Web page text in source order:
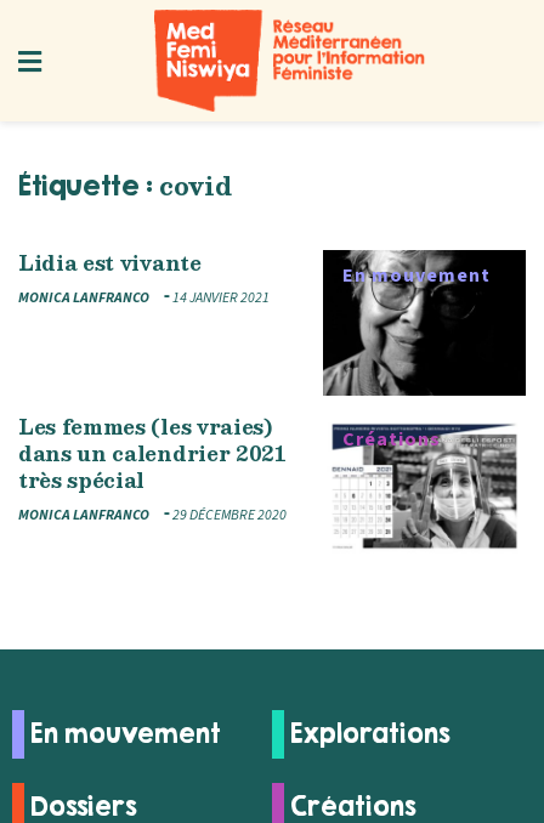
Étiquette : covid
En mouvement
Lidia est vivante
MONICA LANFRANCO 14 JANVIER 2021
Créations
Les femmes (les vraies)
dans un calendrier 2021
très spécial
MONICA LANFRANCO 29 DÉCEMBRE 2020
En mouvement Explorations
Dossiers Créations